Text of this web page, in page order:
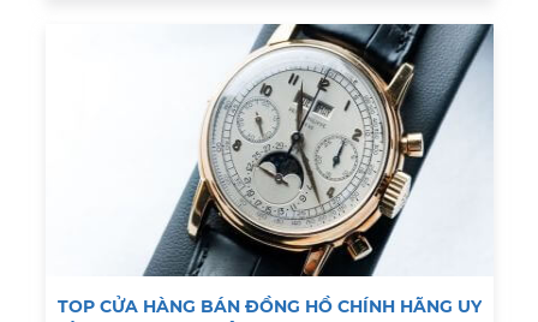
TOP CỬA HÀNG BÁN ĐỒNG HỒ CHÍNH HÃNG UY